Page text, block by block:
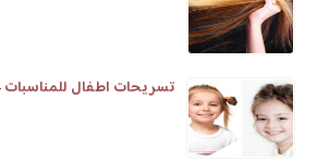
تسريحات اطفال للمناسبات 2024